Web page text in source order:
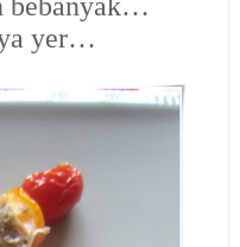
bebanyak…
yer…